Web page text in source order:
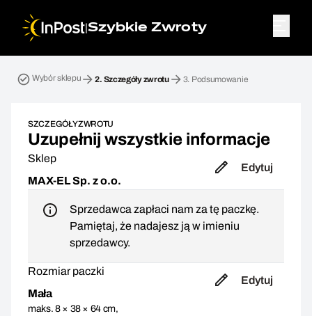
|Szybkie Zwroty
Wybór sklepu 2. Szczegóły zwrotu 3. Podsumowanie
SZCZEGÓŁY ZWROTU
Uzupełnij wszystkie informacje
Sklep
MAX-EL Sp. z o.o.
Edytuj
Sprzedawca zapłaci nam za tę paczkę.
Pamiętaj, że nadajesz ją w imieniu
sprzedawcy.
Rozmiar paczki
Mała
maks. 8 × 38 × 64 cm,
Edytuj